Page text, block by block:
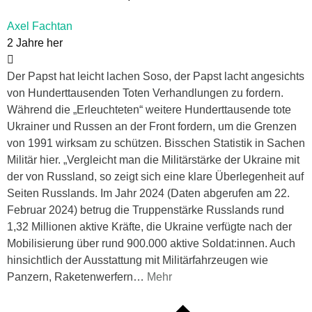
Axel Fachtan
2 Jahre her
Der Papst hat leicht lachen Soso, der Papst lacht angesichts
von Hunderttausenden Toten Verhandlungen zu fordern.
Während die „Erleuchteten“ weitere Hunderttausende tote
Ukrainer und Russen an der Front fordern, um die Grenzen
von 1991 wirksam zu schützen. Bisschen Statistik in Sachen
Militär hier. „Vergleicht man die Militärstärke der Ukraine mit
der von Russland, so zeigt sich eine klare Überlegenheit auf
Seiten Russlands. Im Jahr 2024 (Daten abgerufen am 22.
Februar 2024) betrug die Truppenstärke Russlands rund
1,32 Millionen aktive Kräfte, die Ukraine verfügte nach der
Mobilisierung über rund 900.000 aktive Soldat:innen. Auch
hinsichtlich der Ausstattung mit Militärfahrzeugen wie
Panzern, Raketenwerfern… Mehr